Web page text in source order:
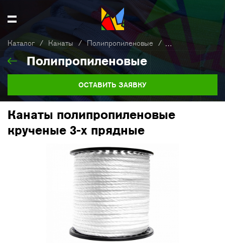
Каталог / Канаты / Полипропиленовые / Канаты
Полипропиленовые
ОСТАВИТЬ ЗАЯВКУ
Канаты полипропиленовые
крученые 3-х прядные